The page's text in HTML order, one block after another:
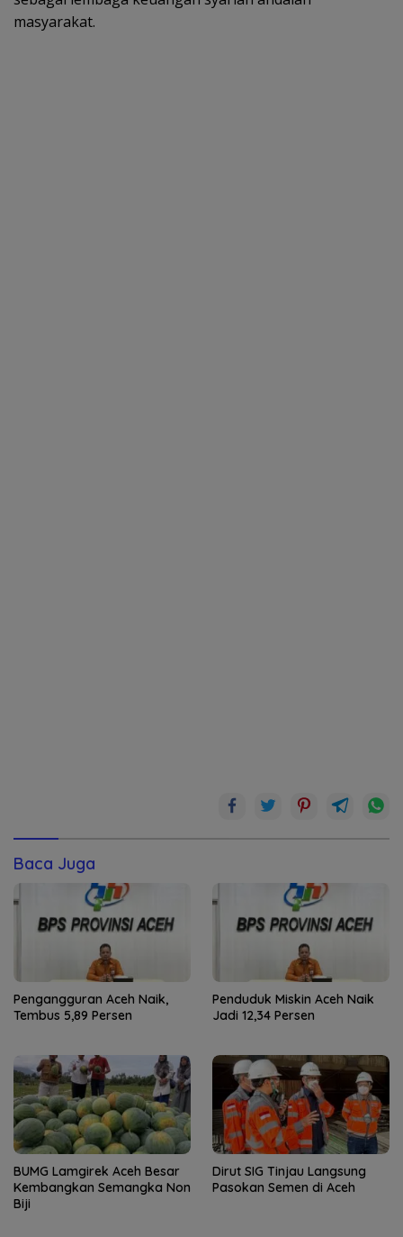
masyarakat.
Baca Juga
Pengangguran Aceh Naik,
Tembus 5,89 Persen
Penduduk Miskin Aceh Naik
Jadi 12,34 Persen
BUMG Lamgirek Aceh Besar
Kembangkan Semangka Non
Biji
Dirut SIG Tinjau Langsung
Pasokan Semen di Aceh